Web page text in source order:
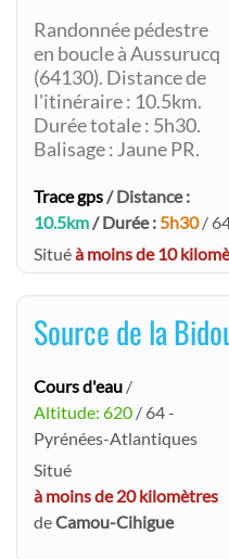
Randonnée pédestre
en boucle à Aussurucq
(64130). Distance de
l'itinéraire : 10.5km.
Durée totale : 5h30.
Balisage : Jaune PR.
Trace gps/ Distance :
10.5km/ Durée : 5h30/
Situéà moins de 10
Source de la
Cours d'eau /
Altitude: 620 / 64 -
Pyrénées-Atlantiques
Situé
à moins de 20 kilomètres
deCamou-Cihigue